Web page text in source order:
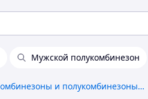
Мужской полукомбинезон
Комбинезоны и полукомбинезоны рабочие